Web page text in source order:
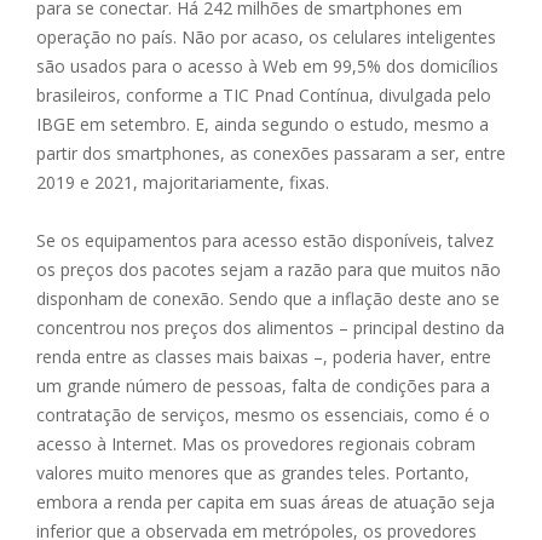
para se conectar. Há 242 milhões de smartphones em
operação no país. Não por acaso, os celulares inteligentes
são usados para o acesso à Web em 99,5% dos domicílios
brasileiros, conforme a TIC Pnad Contínua, divulgada pelo
IBGE em setembro. E, ainda segundo o estudo, mesmo a
partir dos smartphones, as conexões passaram a ser, entre
2019 e 2021, majoritariamente, fixas.
Se os equipamentos para acesso estão disponíveis, talvez
os preços dos pacotes sejam a razão para que muitos não
disponham de conexão. Sendo que a inflação deste ano se
concentrou nos preços dos alimentos – principal destino da
renda entre as classes mais baixas –, poderia haver, entre
um grande número de pessoas, falta de condições para a
contratação de serviços, mesmo os essenciais, como é o
acesso à Internet. Mas os provedores regionais cobram
valores muito menores que as grandes teles. Portanto,
embora a renda per capita em suas áreas de atuação seja
inferior que a observada em metrópoles, os provedores